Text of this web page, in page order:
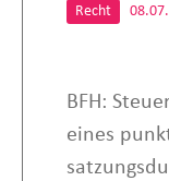
Recht
BFH:
eines